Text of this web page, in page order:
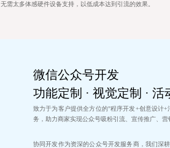
无需太多体感硬件设备支持，以低成本达到引流的效果。
微信公众号开发
功能定制 · 视觉定制 · 活
致力于为客户提供全方位的"程序开发+创意设计
务，助力商家实现公众号吸粉引流、宣传推广、
协同开发作为资深的公众号开发服务商，我们深